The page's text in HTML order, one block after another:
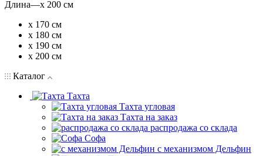
Длина—х 200 см
х 170 см
х 180 см
х 190 см
х 200 см
Каталог
Тахта
Тахта угловая
Тахта на заказ
распродажа со склада
Софа
с механизмом Дельфин